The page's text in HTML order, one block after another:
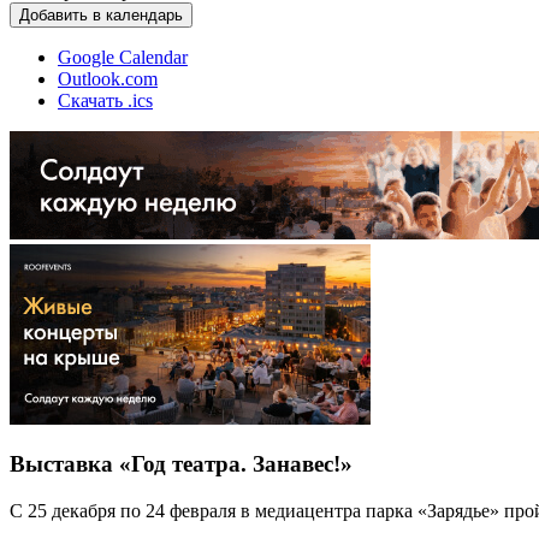
Добавить в календарь
Google Calendar
Outlook.com
Скачать .ics
Выставка «Год театра. Занавес!»
С 25 декабря по 24 февраля в медиацентра парка «Зарядье»